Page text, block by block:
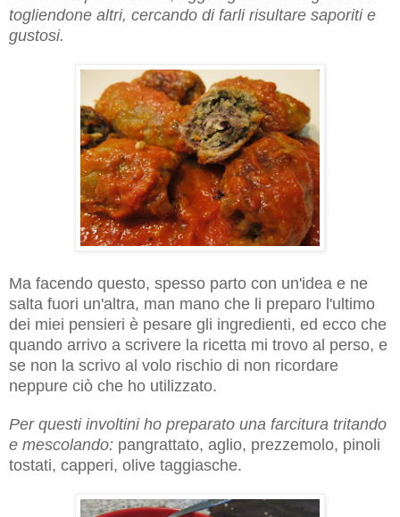
togliendone altri, cercando di farli risultare saporiti e
gustosi.
Ma facendo questo, spesso parto con un'idea e ne
salta fuori un'altra, man mano che li preparo l'ultimo
dei miei pensieri è pesare gli ingredienti, ed ecco che
quando arrivo a scrivere la ricetta mi trovo al perso, e
se non la scrivo al volo rischio di non ricordare
neppure ciò che ho utilizzato.
Per questi involtini ho preparato una farcitura tritando
e mescolando: pangrattato, aglio, prezzemolo, pinoli
tostati, capperi, olive taggiasche.